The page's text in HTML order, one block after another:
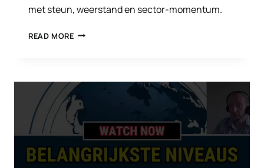
met steun, weerstand en sector-momentum.
READ MOREOM
DE
BEURS
AUGUSTUS
2025